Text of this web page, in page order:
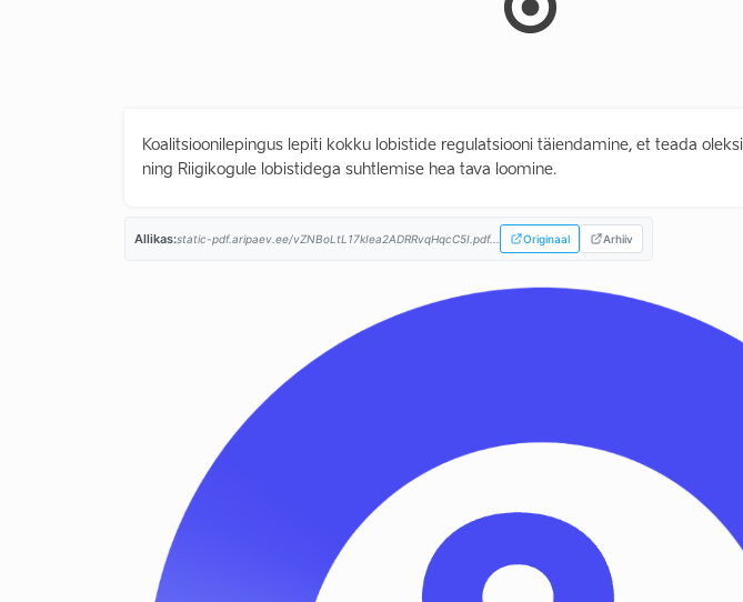
Koalitsioonilepingus lepiti kokku lobistide regulatsiooni täiendamine, et teada
ning Riigikogule lobistidega suhtlemise hea tava loomine.
Allikas:static-pdf.aripaev.ee/vZNBoLtL17kIea2ADRRvqHqcC5I.pdf... Originaal Arhiiv